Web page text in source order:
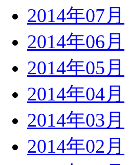
2014年07月
2014年06月
2014年05月
2014年04月
2014年03月
2014年02月